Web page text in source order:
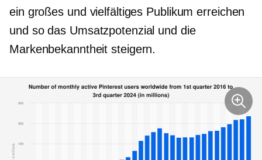
ein großes und vielfältiges Publikum erreichen
und so das Umsatzpotenzial und die
Markenbekanntheit steigern.